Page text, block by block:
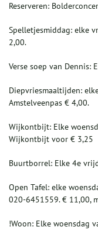
Reserveren:
Spelletjesmiddag: elke
2,00.
Verse soep van Dennis:
Diepvriesmaaltijden:
Amstelveenpas € 4,00.
Wijkontbijt: Elke
Wijkontbijt voor € 3,25
Buurtborrel: Elke 4e
Open Tafel: elke
020-6451559. € 11,00,
!Woon: Elke woensdag